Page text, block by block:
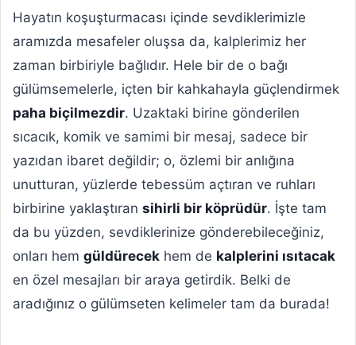
Hayatın koşuşturmacası içinde sevdiklerimizle
aramızda mesafeler oluşsa da, kalplerimiz her
zaman birbiriyle bağlıdır. Hele bir de o bağı
gülümsemelerle, içten bir kahkahayla güçlendirmek
paha biçilmezdir. Uzaktaki birine gönderilen
sıcacık, komik ve samimi bir mesaj, sadece bir
yazıdan ibaret değildir; o, özlemi bir anlığına
unutturan, yüzlerde tebessüm açtıran ve ruhları
birbirine yaklaştıran sihirli bir köprüdür. İşte tam
da bu yüzden, sevdiklerinize gönderebileceğiniz,
onları hem güldürecek hem de kalplerini ısıtacak
en özel mesajları bir araya getirdik. Belki de
aradığınız o gülümseten kelimeler tam da burada!